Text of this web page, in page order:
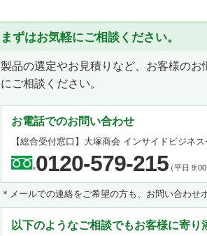
まずはお気軽にご相談ください。
製品の選定やお見積りなど、お客様の
にご相談ください。
お電話でのお問い合わせ
【総合受付窓口】 大塚商会 インサイドビジネス
0120-579-215（平日 9:00
＊メールでの連絡をご希望の方も、お問い合わせ
以下のようなご相談でもお客様に寄